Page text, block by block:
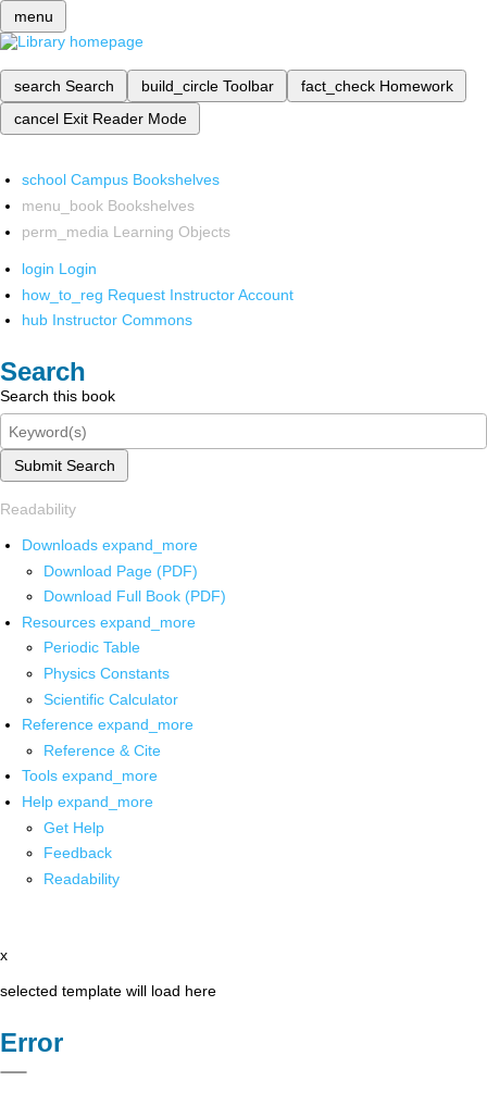
menu
search Search build_circle Toolbar fact_check Homework
cancel Exit Reader Mode
school Campus Bookshelves
menu_book Bookshelves
perm_media Learning Objects
login Login
how_to_reg Request Instructor Account
hub Instructor Commons
Search
Search this book
Submit Search
Readability
Downloads expand_more
Download Page (PDF)
Download Full Book (PDF)
Resources expand_more
Periodic Table
Physics Constants
Scientific Calculator
Reference expand_more
Reference & Cite
Tools expand_more
Help expand_more
Get Help
Feedback
Readability
x
selected template will load here
Error